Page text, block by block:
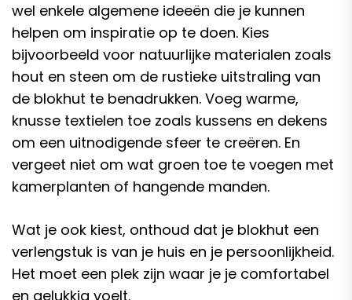
wel enkele algemene ideeën die je kunnen
helpen om inspiratie op te doen. Kies
bijvoorbeeld voor natuurlijke materialen zoals
hout en steen om de rustieke uitstraling van
de blokhut te benadrukken. Voeg warme,
knusse textielen toe zoals kussens en dekens
om een uitnodigende sfeer te creëren. En
vergeet niet om wat groen toe te voegen met
kamerplanten of hangende manden.
Wat je ook kiest, onthoud dat je blokhut een
verlengstuk is van je huis en je persoonlijkheid.
Het moet een plek zijn waar je je comfortabel
en gelukkig voelt.